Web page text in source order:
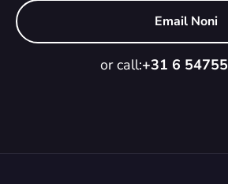
Email Noni
or call:+31 6